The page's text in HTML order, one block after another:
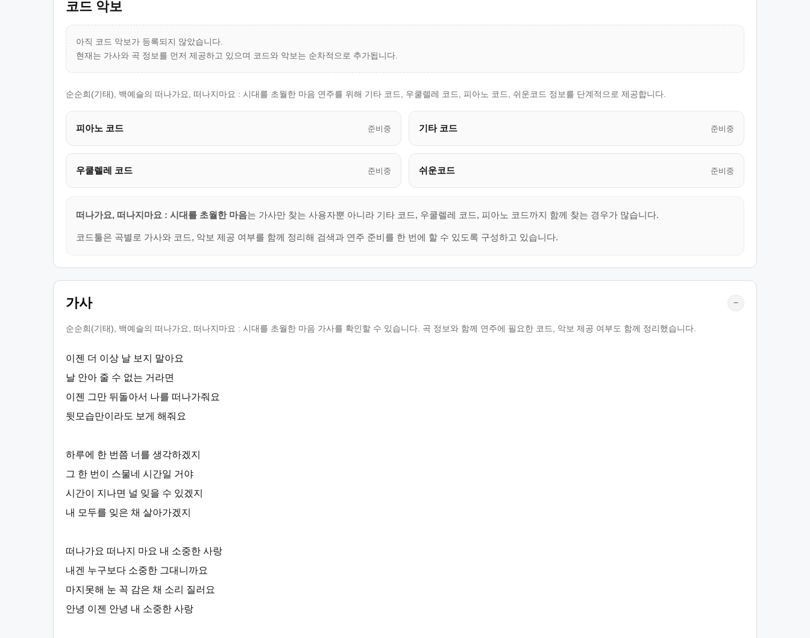
코드 악보
아직 코드 악보가 등록되지 않았습니다.
현재는 가사와 곡 정보를 먼저 제공하고 있으며 코드와 악보는 순차적으로 추가됩니다.
순순희(기태), 백예슬의 떠나가요, 떠나지마요 : 시대를 초월한 마음 연주를 위해 기타 코드, 우쿨렐레 코드, 피아노 코드, 쉬운코드 정보를 단계적으로 제공합니다.
피아노 코드 준비중 기타 코드 준비중
우쿨렐레 코드 준비중 쉬운코드 준비중
떠나가요, 떠나지마요 : 시대를 초월한 마음는 가사만 찾는 사용자뿐 아니라 기타 코드, 우쿨렐레 코드, 피아노 코드까지 함께 찾는 경우가 많습니다.
코드툴은 곡별로 가사와 코드, 악보 제공 여부를 함께 정리해 검색과 연주 준비를 한 번에 할 수 있도록 구성하고 있습니다.
가사 −
순순희(기태), 백예슬의 떠나가요, 떠나지마요 : 시대를 초월한 마음 가사를 확인할 수 있습니다. 곡 정보와 함께 연주에 필요한 코드, 악보 제공 여부도 함께 정리했습니다.
이젠 더 이상 날 보지 말아요
날 안아 줄 수 없는 거라면
이젠 그만 뒤돌아서 나를 떠나가줘요
뒷모습만이라도 보게 해줘요
하루에 한 번쯤 너를 생각하겠지
그 한 번이 스물네 시간일 거야
시간이 지나면 널 잊을 수 있겠지
내 모두를 잊은 채 살아가겠지
떠나가요 떠나지 마요 내 소중한 사랑
내겐 누구보다 소중한 그대니까요
마지못해 눈 꼭 감은 채 소리 질러요
안녕 이젠 안녕 내 소중한 사랑